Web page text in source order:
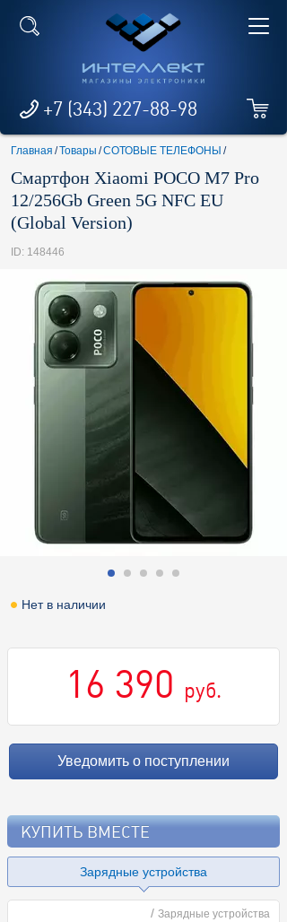
+7 (343) 227-88-98
Главная /Товары /СОТОВЫЕ ТЕЛЕФОНЫ /
Смартфон Xiaomi POCO M7 Pro
12/256Gb Green 5G NFC EU
(Global Version)
ID: 148446
Нет в наличии
16 390 руб.
Уведомить о поступлении
КУПИТЬ ВМЕСТЕ
Зарядные устройства
/ Зарядные устройства